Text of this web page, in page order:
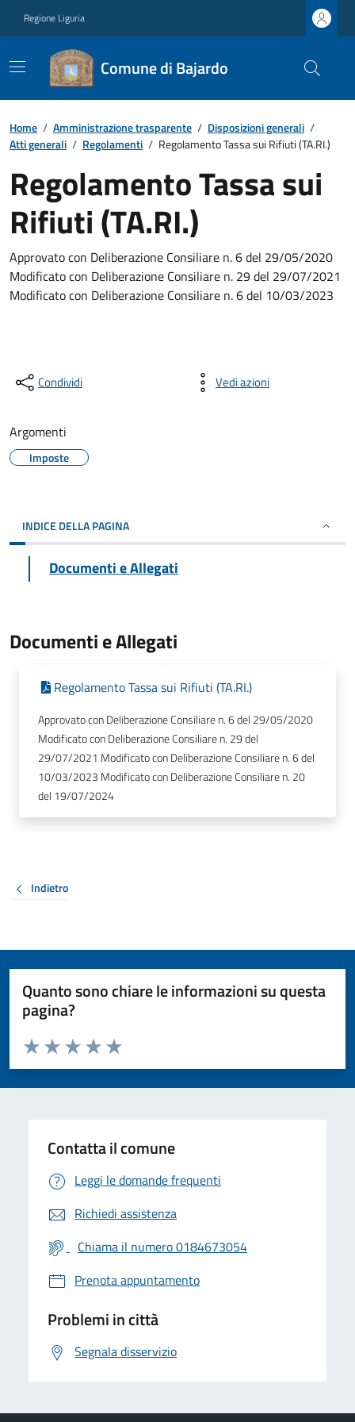
Regione Liguria
Comune di Bajardo
Home / Amministrazione trasparente / Disposizioni generali /
Atti generali / Regolamenti / Regolamento Tassa sui Rifiuti (TA.RI.)
Regolamento Tassa sui
Rifiuti (TA.RI.)
Approvato con Deliberazione Consiliare n. 6 del 29/05/2020
Modificato con Deliberazione Consiliare n. 29 del 29/07/2021
Modificato con Deliberazione Consiliare n. 6 del 10/03/2023
Condividi Vedi azioni
Argomenti
Imposte
INDICE DELLA PAGINA
Documenti e Allegati
Documenti e Allegati
Regolamento Tassa sui Rifiuti (TA.RI.)
Approvato con Deliberazione Consiliare n. 6 del 29/05/2020
Modificato con Deliberazione Consiliare n. 29 del
29/07/2021 Modificato con Deliberazione Consiliare n. 6 del
10/03/2023 Modificato con Deliberazione Consiliare n. 20
del 19/07/2024
Indietro
Quanto sono chiare le informazioni su questa
pagina?
Valuta da 1 a 5 stelle la pagina
Valuta 5 stelle su 5
Valuta 4 stelle su 5
Valuta 3 stelle su 5
Valuta 2 stelle su 5
Valuta 1 stelle su 5
Contatta il comune
Leggi le domande frequenti
Richiedi assistenza
Chiama il numero 0184673054
Prenota appuntamento
Problemi in città
Segnala disservizio